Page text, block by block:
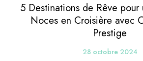
5 Destinations de Rêve pour
Noces en Croisière avec
Prestige
28 octobre 2024